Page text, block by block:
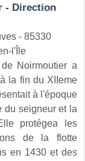
- Direction
- 85330
l'Île
Noirmoutier a
la fin du XIIeme
à l'époque
du seigneur et la
protégea les
de la flotte
en 1430 et des